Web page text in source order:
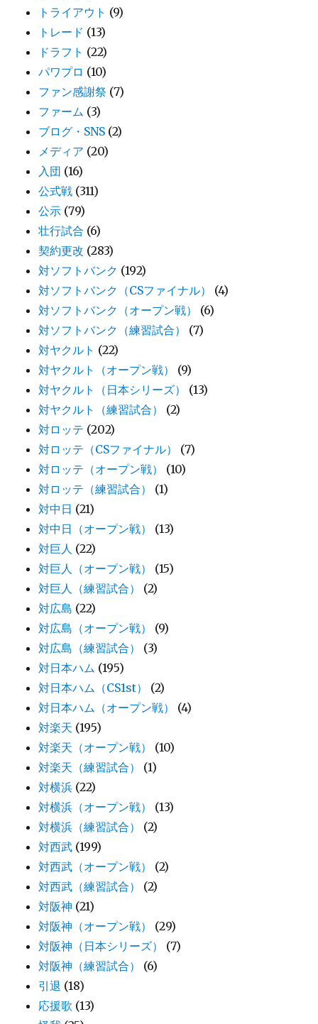
トライアウト (9)
トレード (13)
ドラフト (22)
パワプロ (10)
ファン感謝祭 (7)
ファーム (3)
ブログ・SNS (2)
メディア (20)
入団 (16)
公式戦 (311)
公示 (79)
壮行試合 (6)
契約更改 (283)
対ソフトバンク (192)
対ソフトバンク（CSファイナル）
(4)
対ソフトバンク（オープン戦）
(6)
対ソフトバンク（練習試合）
(7)
対ヤクルト (22)
対ヤクルト（オープン戦）
(9)
対ヤクルト（日本シリーズ）
(13)
対ヤクルト（練習試合）
(2)
対ロッテ (202)
対ロッテ（CSファイナル）
(7)
対ロッテ（オープン戦）
(10)
対ロッテ（練習試合）
(1)
対中日 (21)
対中日（オープン戦）
(13)
対巨人 (22)
対巨人（オープン戦）
(15)
対巨人（練習試合）
(2)
対広島 (22)
対広島（オープン戦）
(9)
対広島（練習試合）
(3)
対日本ハム (195)
対日本ハム（CS1st）
(2)
対日本ハム（オープン戦）
(4)
対楽天 (195)
対楽天（オープン戦）
(10)
対楽天（練習試合）
(1)
対横浜 (22)
対横浜（オープン戦）
(13)
対横浜（練習試合）
(2)
対西武 (199)
対西武（オープン戦）
(2)
対西武（練習試合）
(2)
対阪神 (21)
対阪神（オープン戦）
(29)
対阪神（日本シリーズ）
(7)
対阪神（練習試合）
(6)
引退 (18)
応援歌 (13)